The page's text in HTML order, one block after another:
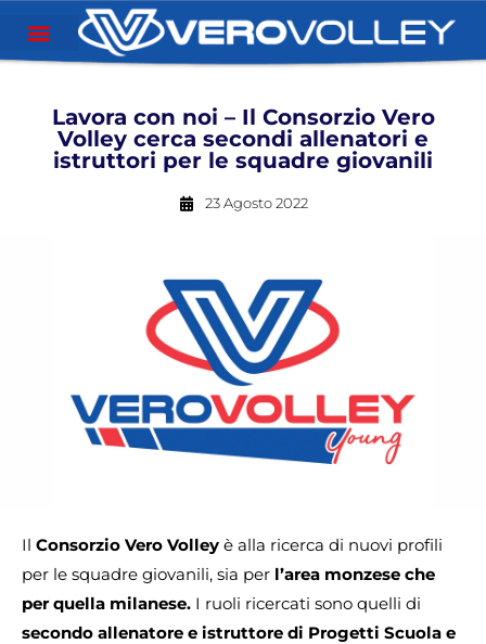
Lavora con noi – Il Consorzio Vero
Volley cerca secondi allenatori e
istruttori per le squadre giovanili
23 Agosto 2022
Il Consorzio Vero Volley è alla ricerca di nuovi profili
per le squadre giovanili, sia per l’area monzese che
per quella milanese. I ruoli ricercati sono quelli di
secondo allenatore e istruttore di Progetti Scuola e